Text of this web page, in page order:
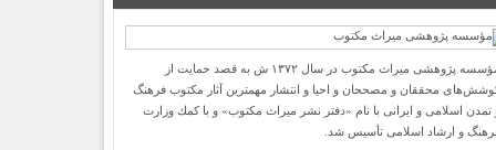
مؤسسه پژوهشی میراث مكتوب در سال ۱۳۷۲ ش به قصد حمایت از
محققان و مصححان و احیا و انتشار مهمترین آثار مكتوب فرهنگ
تمدن اسلامی و ایرانی با نام «دفتر نشر میراث مكتوب» و با كمك وزارت
و ارشاد اسلامی تأسیس شد.